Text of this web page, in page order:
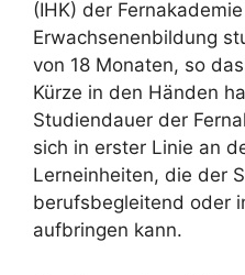
(IHK) der
Erwachsenenbildung
von 18 Monaten, so
Kürze in den Händen
Studiendauer der
sich in erster Linie an
Lerneinheiten, die der
berufsbegleitend oder
aufbringen kann.